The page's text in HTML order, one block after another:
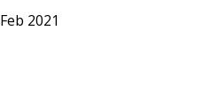
Feb 2021